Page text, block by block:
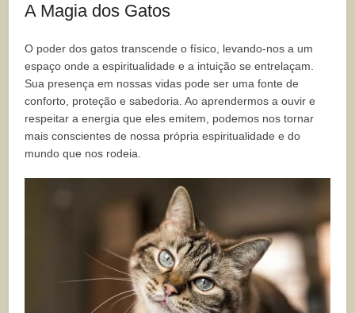
A Magia dos Gatos
O poder dos gatos transcende o físico, levando-nos a um
espaço onde a espiritualidade e a intuição se entrelaçam.
Sua presença em nossas vidas pode ser uma fonte de
conforto, proteção e sabedoria. Ao aprendermos a ouvir e
respeitar a energia que eles emitem, podemos nos tornar
mais conscientes de nossa própria espiritualidade e do
mundo que nos rodeia.